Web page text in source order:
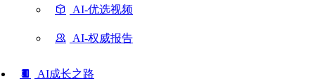
AI-优选视频
AI-权威报告
AI成长之路